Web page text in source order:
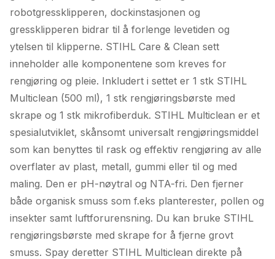
robotgressklipperen, dockinstasjonen og
gressklipperen bidrar til å forlenge levetiden og
ytelsen til klipperne. STIHL Care & Clean sett
inneholder alle komponentene som kreves for
rengjøring og pleie. Inkludert i settet er 1 stk STIHL
Multiclean (500 ml), 1 stk rengjøringsbørste med
skrape og 1 stk mikrofiberduk. STIHL Multiclean er et
spesialutviklet, skånsomt universalt rengjøringsmiddel
som kan benyttes til rask og effektiv rengjøring av alle
overflater av plast, metall, gummi eller til og med
maling. Den er pH-nøytral og NTA-fri. Den fjerner
både organisk smuss som f.eks planterester, pollen og
insekter samt luftforurensning. Du kan bruke STIHL
rengjøringsbørste med skrape for å fjerne grovt
smuss. Spay deretter STIHL Multiclean direkte på